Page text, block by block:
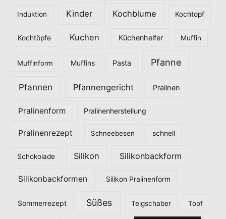
Induktion Kinder Kochblume Kochtopf
Kochtöpfe Kuchen Küchenhelfer Muffin
Muffinform Muffins Pasta Pfanne
Pfannen Pfannengericht Pralinen
Pralinenform Pralinenherstellung
Pralinenrezept Schneebesen schnell
Schokolade Silikon Silikonbackform
Silikonbackformen Silikon Pralinenform
Sommerrezept Süßes Teigschaber Topf